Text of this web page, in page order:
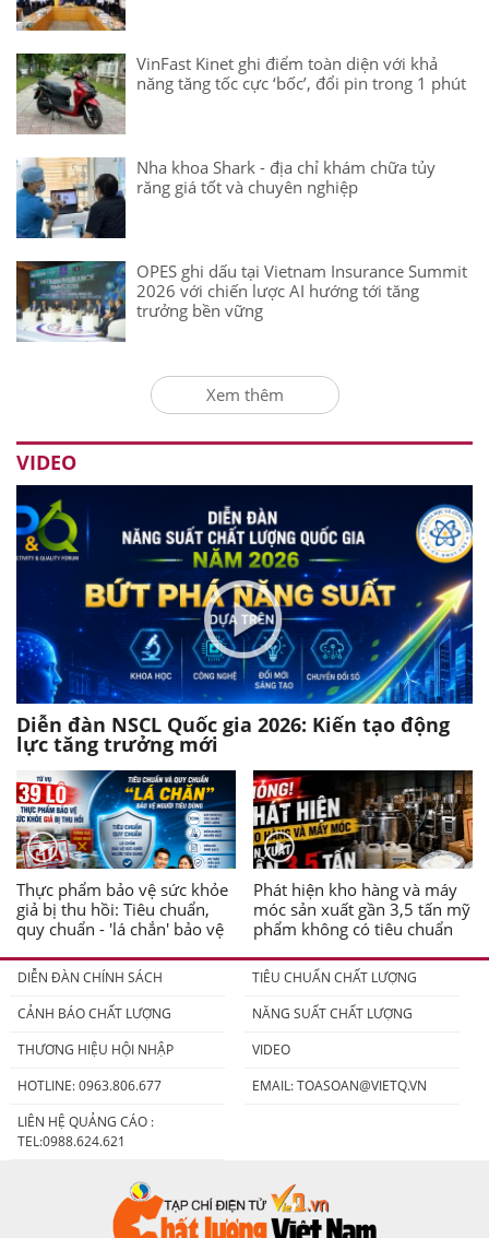
VinFast Kinet ghi điểm toàn diện với khả
năng tăng tốc cực ‘bốc’, đổi pin trong 1 phút
Nha khoa Shark - địa chỉ khám chữa tủy
răng giá tốt và chuyên nghiệp
OPES ghi dấu tại Vietnam Insurance Summit
2026 với chiến lược AI hướng tới tăng
trưởng bền vững
Xem thêm
VIDEO
Diễn đàn NSCL Quốc gia 2026: Kiến tạo động
lực tăng trưởng mới
Thực phẩm bảo vệ sức khỏe
giả bị thu hồi: Tiêu chuẩn,
quy chuẩn - 'lá chắn' bảo vệ
Phát hiện kho hàng và máy
móc sản xuất gần 3,5 tấn mỹ
phẩm không có tiêu chuẩn
DIỄN ĐÀN CHÍNH SÁCH
TIÊU CHUẨN CHẤT LƯỢNG
CẢNH BÁO CHẤT LƯỢNG
NĂNG SUẤT CHẤT LƯỢNG
THƯƠNG HIỆU HỘI NHẬP
VIDEO
HOTLINE: 0963.806.677
EMAIL:TOASOAN@VIETQ.VN
LIÊN HỆ QUẢNG CÁO :
TEL:0988.624.621